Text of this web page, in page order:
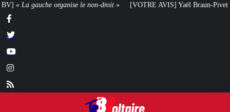
le non-droit» [VOTRE AVIS] Yaël Braun-Pivet doit-elle renoncer à son